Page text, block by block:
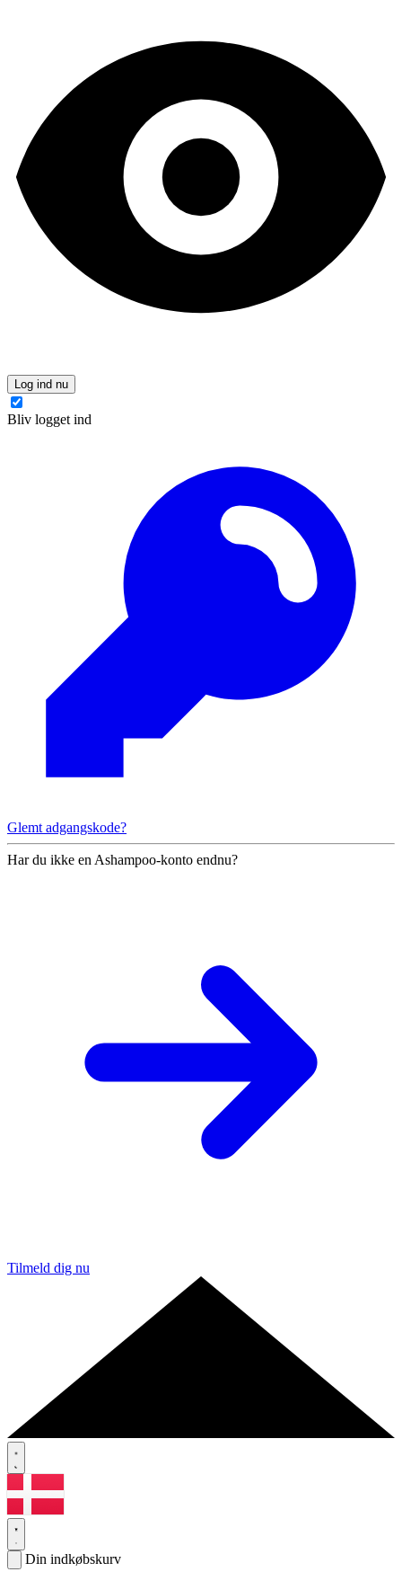
Log ind nu
Bliv logget ind
Glemt adgangskode?
Har du ikke en Ashampoo-konto endnu?
Tilmeld dig nu
Din indkøbskurv